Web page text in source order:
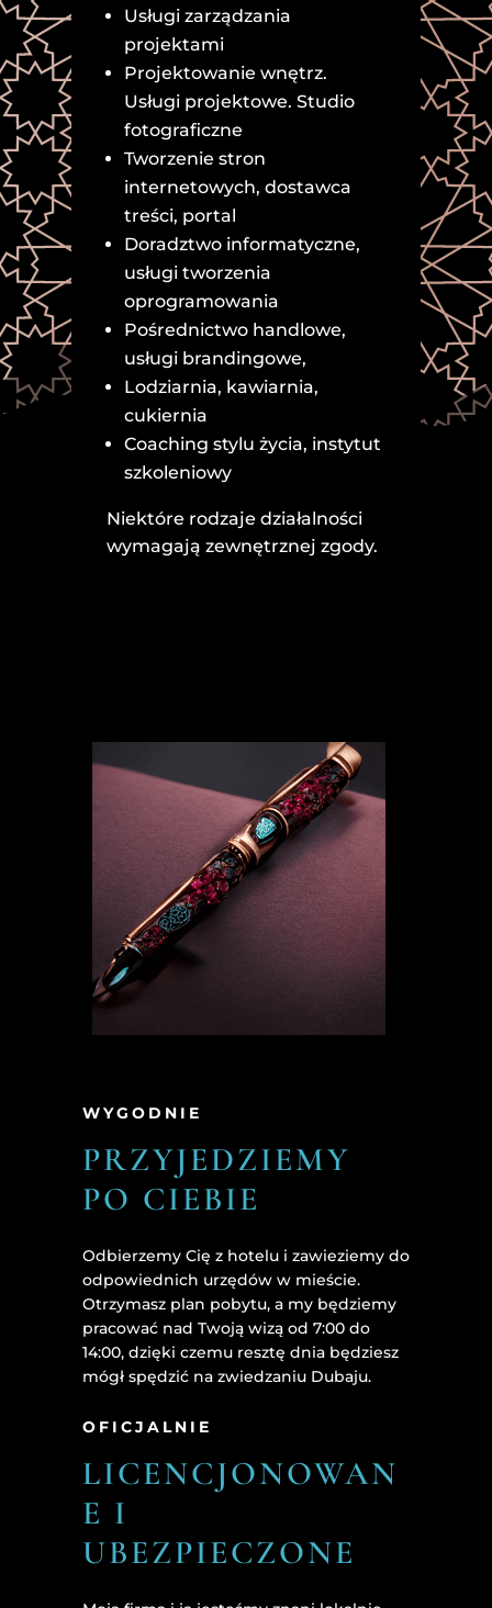
Usługi zarządzania
projektami
Projektowanie wnętrz.
Usługi projektowe. Studio
fotograficzne
Tworzenie stron
internetowych, dostawca
treści, portal
Doradztwo informatyczne,
usługi tworzenia
oprogramowania
Pośrednictwo handlowe,
usługi brandingowe,
Lodziarnia, kawiarnia,
cukiernia
Coaching stylu życia, instytut
szkoleniowy
Niektóre rodzaje działalności
wymagają zewnętrznej zgody.
WYGODNIE
PRZYJEDZIEMY
PO CIEBIE
Odbierzemy Cię z hotelu i zawieziemy do
odpowiednich urzędów w mieście.
Otrzymasz plan pobytu, a my będziemy
pracować nad Twoją wizą od 7:00 do
14:00, dzięki czemu resztę dnia będziesz
mógł spędzić na zwiedzaniu Dubaju.
OFICJALNIE
LICENCJONOWAN
E I
UBEZPIECZONE